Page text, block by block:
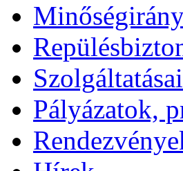
Pályázatok,